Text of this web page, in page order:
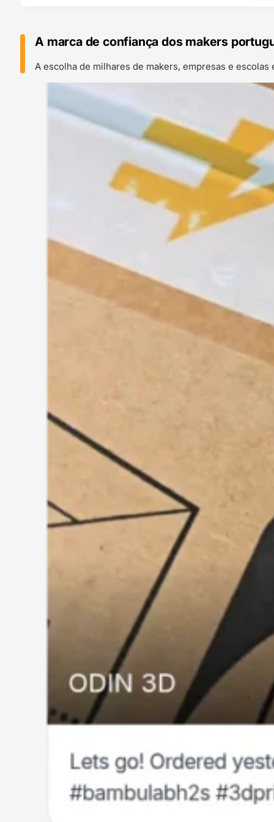
A marca de confiança dos makers
A escolha de milhares de makers, empresas e escolas